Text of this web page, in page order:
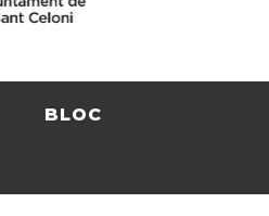
BLOC